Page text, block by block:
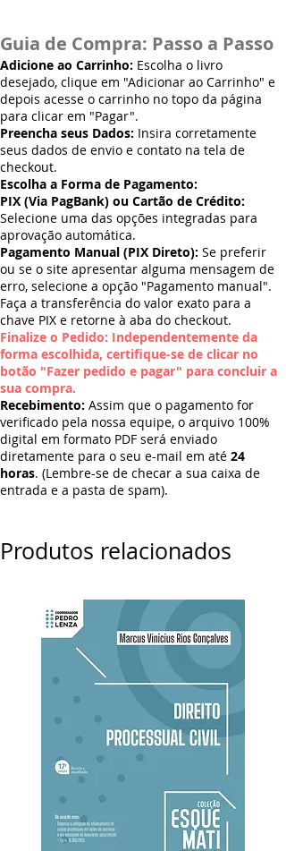
Guia de Compra: Passo a Passo
Adicione ao Carrinho: Escolha o livro
desejado, clique em "Adicionar ao Carrinho" e
depois acesse o carrinho no topo da página
para clicar em "Pagar".
Preencha seus Dados: Insira corretamente
seus dados de envio e contato na tela de
checkout.
Escolha a Forma de Pagamento:
PIX (Via PagBank) ou Cartão de Crédito:
Selecione uma das opções integradas para
aprovação automática.
Pagamento Manual (PIX Direto): Se preferir
ou se o site apresentar alguma mensagem de
erro, selecione a opção "Pagamento manual".
Faça a transferência do valor exato para a
chave PIX e retorne à aba do checkout.
Finalize o Pedido: Independentemente da
forma escolhida, certifique-se de clicar no
botão "Fazer pedido e pagar" para concluir a
sua compra.
Recebimento: Assim que o pagamento for
verificado pela nossa equipe, o arquivo 100%
digital em formato PDF será enviado
diretamente para o seu e-mail em até 24
horas. (Lembre-se de checar a sua caixa de
entrada e a pasta de spam).
Produtos relacionados